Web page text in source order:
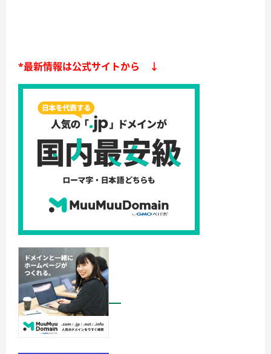
*最新情報は公式サイトから ↓